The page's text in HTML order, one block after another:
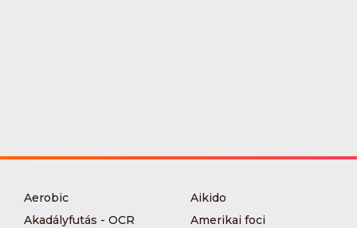
Aerobic
Aikido
Akadályfutás - OCR
Amerikai foci